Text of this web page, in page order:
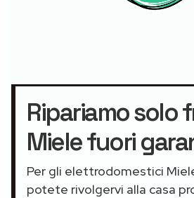
Ripariamo solo
Miele fuori
Per gli elettrodomestici
potete rivolgervi alla casa